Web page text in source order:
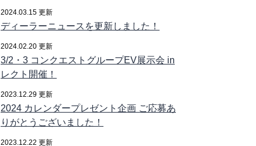
2024.03.15 更新
ディーラーニュースを更新しました！
2024.02.20 更新
3/2・3 コンクエストグループEV展示会 in
レクト開催！
2023.12.29 更新
2024 カレンダープレゼント企画 ご応募あ
りがとうございました！
2023.12.22 更新